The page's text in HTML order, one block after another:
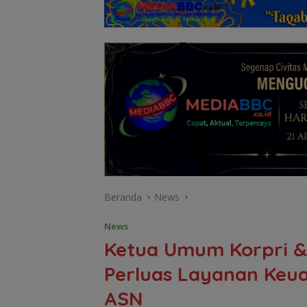
Beranda News
News
Ketua Umum Korpri
Perluas Layanan
ASN